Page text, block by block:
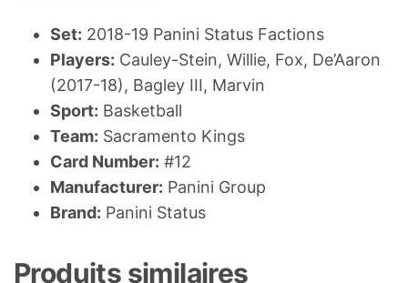
Set: 2018-19 Panini Status Factions
Players: Cauley-Stein, Willie, Fox, De’Aaron
(2017-18), Bagley III, Marvin
Sport: Basketball
Team: Sacramento Kings
Card Number: #12
Manufacturer: Panini Group
Brand: Panini Status
Produits similaires